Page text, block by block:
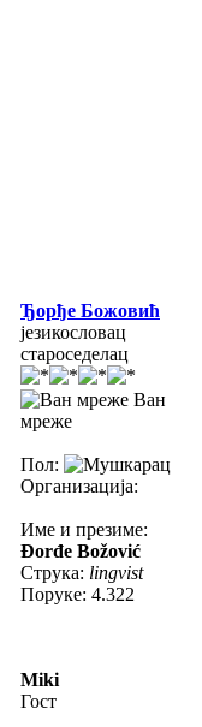
Ђорђе Божовић
језикословац
староседелац
Ван
мреже
Пол:
Организација:
Име и презиме:
Đorđe Božović
Струка: lingvist
Поруке: 4.322
Miki
Гост